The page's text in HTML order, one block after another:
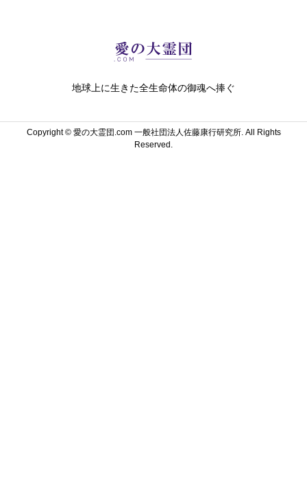
地球上に生きた全生命体の御魂へ捧ぐ
Copyright ©愛の大霊団.com 一般社団法人佐藤康行研究所. All Rights
Reserved.